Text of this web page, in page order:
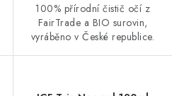
100% přírodní čistič očí z
FairTrade a BIO surovin,
vyráběno v České republice.